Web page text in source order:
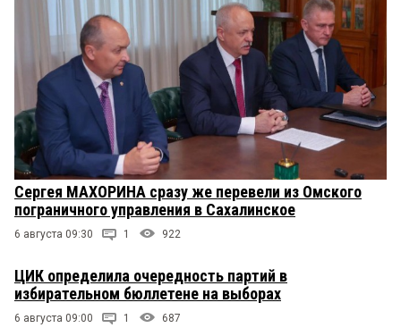
Сергея МАХОРИНА сразу же перевели из Омского
пограничного управления в Сахалинское
6 августа 09:30 1 922
ЦИК определила очередность партий в
избирательном бюллетене на выборах
6 августа 09:00 1 687